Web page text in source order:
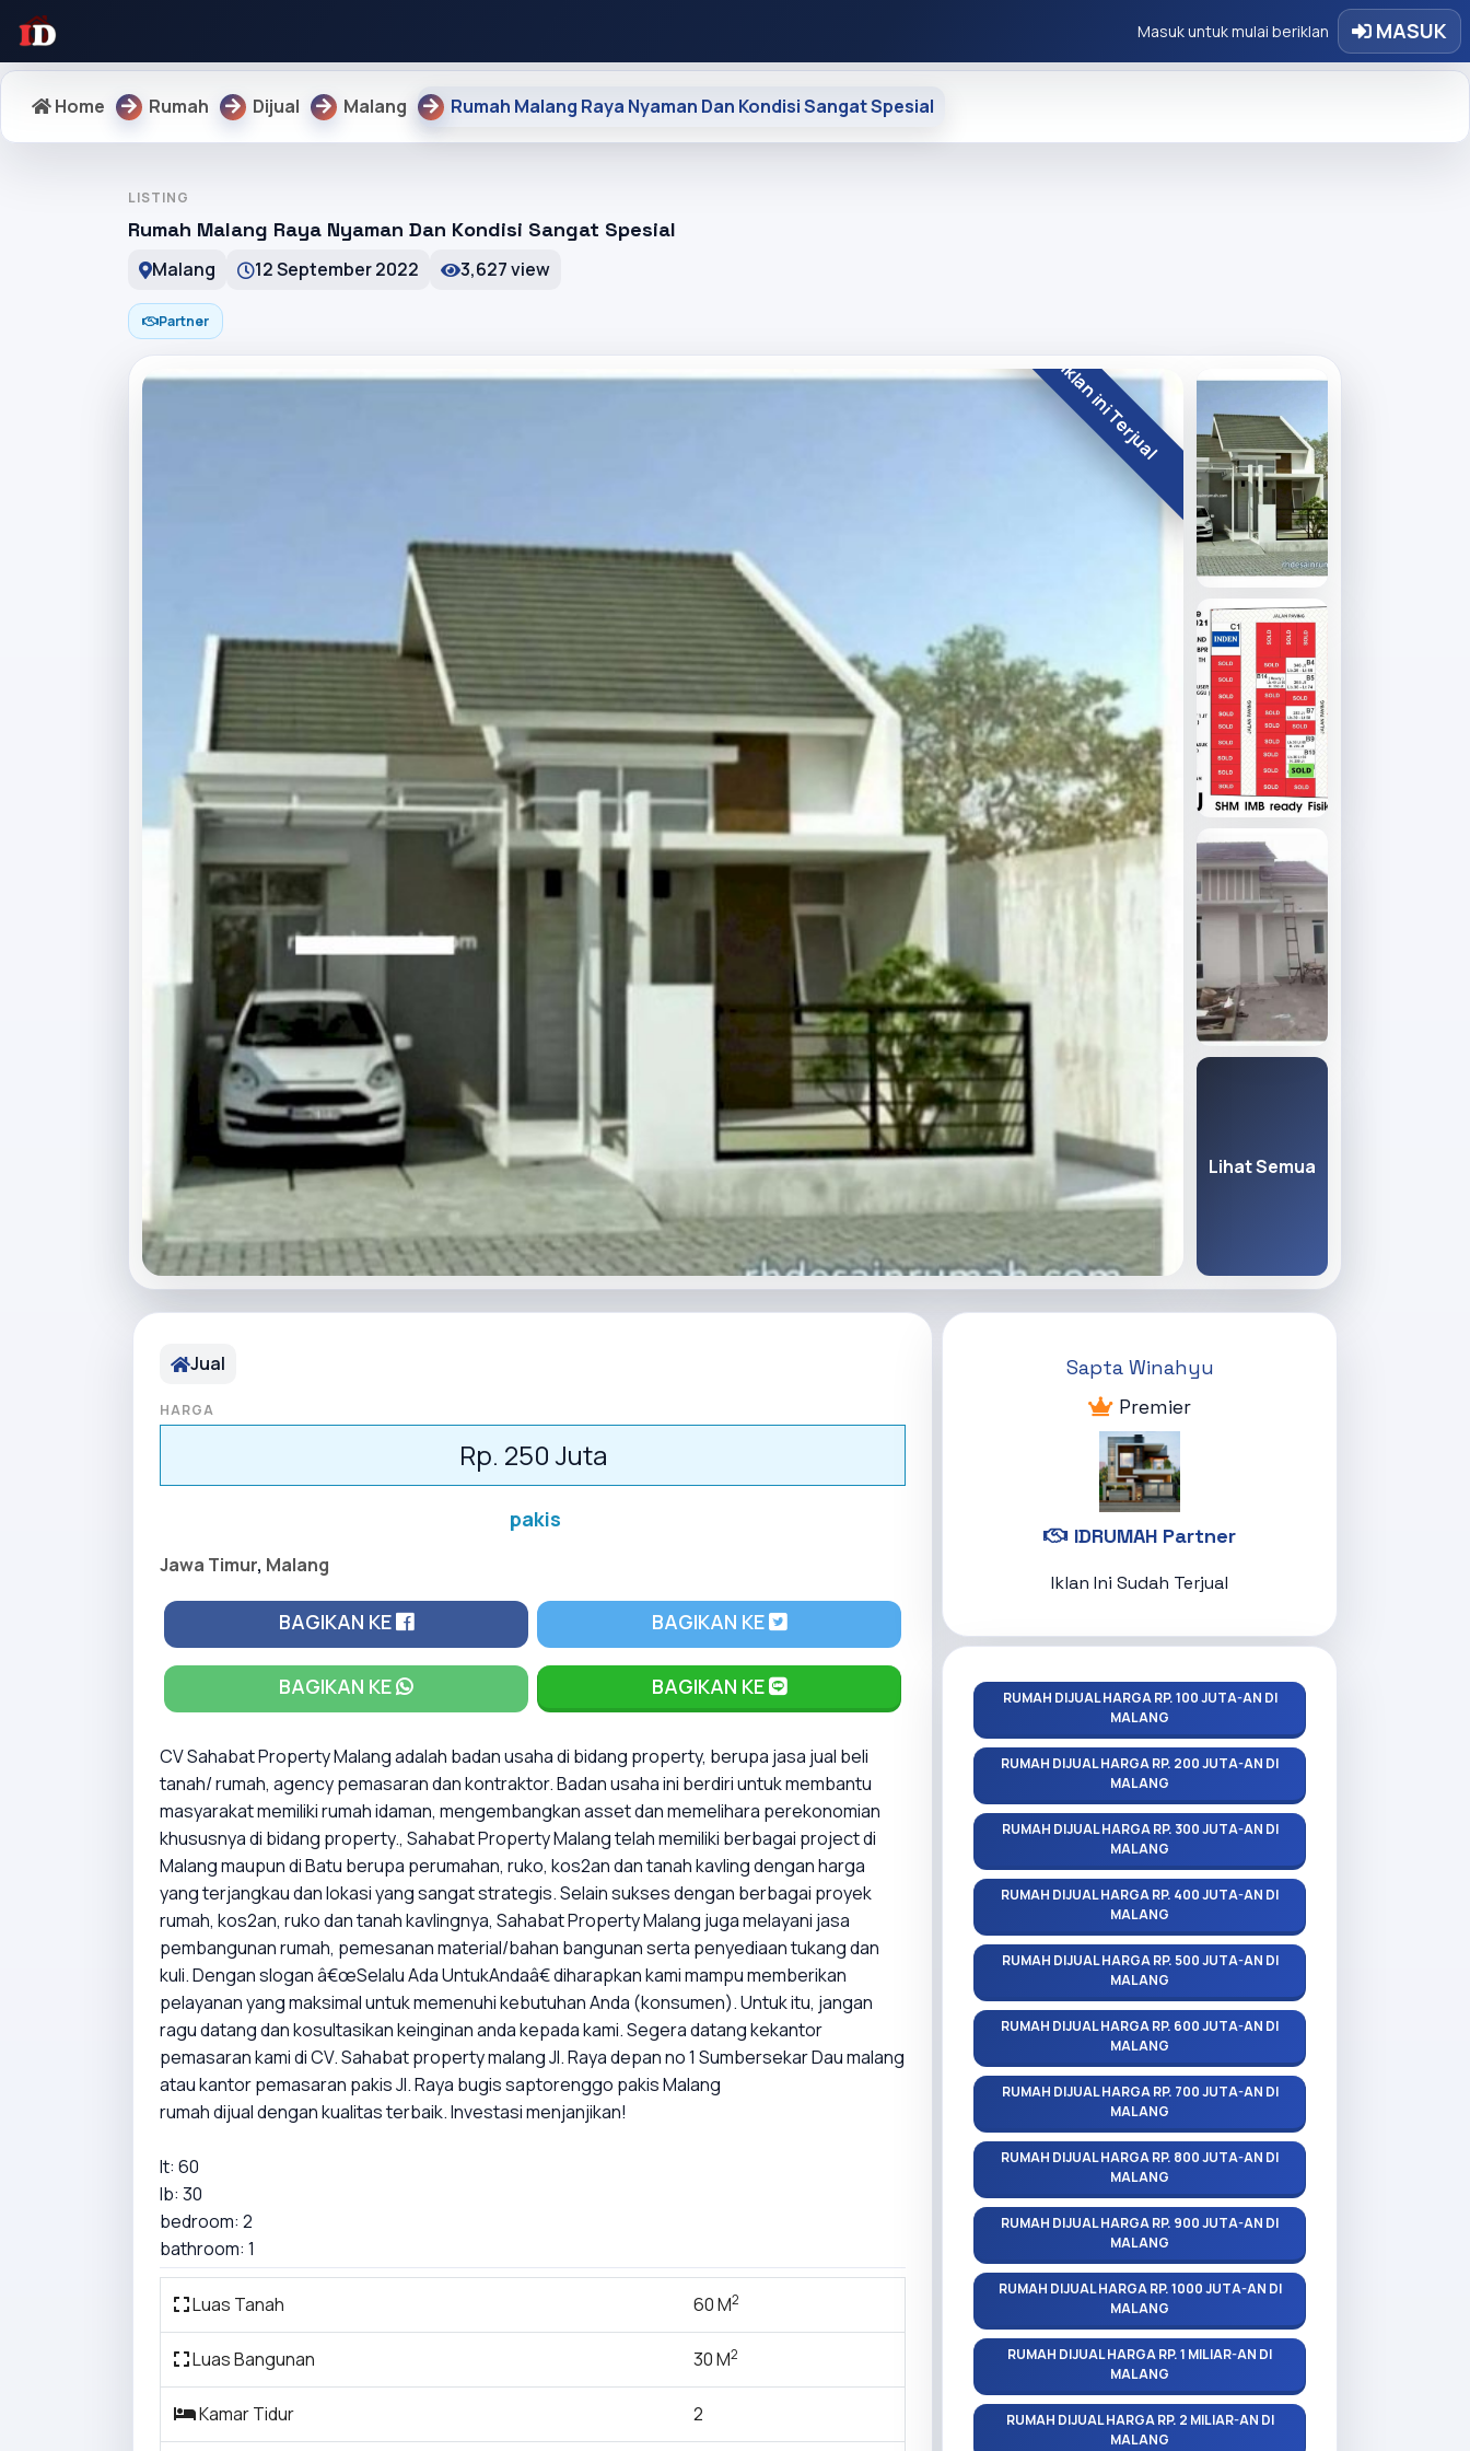
Masuk untuk mulai beriklan MASUK
Home Rumah Dijual Malang Rumah Malang Raya Nyaman Dan Kondisi Sangat Spesial
LISTING
Rumah Malang Raya Nyaman Dan Kondisi Sangat Spesial
Malang 12 September 2022 3,627 view
Partner
Iklan ini Terjual
Lihat Semua
Jual
HARGA
Rp. 250 Juta
pakis
Jawa Timur, Malang
BAGIKAN KE BAGIKAN KE
BAGIKAN KE BAGIKAN KE
CV Sahabat Property Malang adalah badan usaha di bidang property, berupa jasa jual beli
tanah/ rumah, agency pemasaran dan kontraktor. Badan usaha ini berdiri untuk membantu
masyarakat memiliki rumah idaman, mengembangkan asset dan memelihara perekonomian
khususnya di bidang property., Sahabat Property Malang telah memiliki berbagai project di
Malang maupun di Batu berupa perumahan, ruko, kos2an dan tanah kavling dengan harga
yang terjangkau dan lokasi yang sangat strategis. Selain sukses dengan berbagai proyek
rumah, kos2an, ruko dan tanah kavlingnya, Sahabat Property Malang juga melayani jasa
pembangunan rumah, pemesanan material/bahan bangunan serta penyediaan tukang dan
kuli. Dengan slogan â€œSelalu Ada UntukAndaâ€ diharapkan kami mampu memberikan
pelayanan yang maksimal untuk memenuhi kebutuhan Anda (konsumen). Untuk itu, jangan
ragu datang dan kosultasikan keinginan anda kepada kami. Segera datang kekantor
pemasaran kami di CV. Sahabat property malang Jl. Raya depan no 1 Sumbersekar Dau malang
atau kantor pemasaran pakis Jl. Raya bugis saptorenggo pakis Malang
rumah dijual dengan kualitas terbaik. Investasi menjanjikan!
lt: 60
lb: 30
bedroom: 2
bathroom: 1
Luas Tanah 60 M2
Luas Bangunan 30 M2
Kamar Tidur 2
Sapta Winahyu
Premier
IDRUMAH Partner
Iklan Ini Sudah Terjual
RUMAH DIJUAL HARGA RP. 100 JUTA-AN DI
MALANG
RUMAH DIJUAL HARGA RP. 200 JUTA-AN DI
MALANG
RUMAH DIJUAL HARGA RP. 300 JUTA-AN DI
MALANG
RUMAH DIJUAL HARGA RP. 400 JUTA-AN DI
MALANG
RUMAH DIJUAL HARGA RP. 500 JUTA-AN DI
MALANG
RUMAH DIJUAL HARGA RP. 600 JUTA-AN DI
MALANG
RUMAH DIJUAL HARGA RP. 700 JUTA-AN DI
MALANG
RUMAH DIJUAL HARGA RP. 800 JUTA-AN DI
MALANG
RUMAH DIJUAL HARGA RP. 900 JUTA-AN DI
MALANG
RUMAH DIJUAL HARGA RP. 1000 JUTA-AN DI
MALANG
RUMAH DIJUAL HARGA RP. 1 MILIAR-AN DI
MALANG
RUMAH DIJUAL HARGA RP. 2 MILIAR-AN DI
MALANG